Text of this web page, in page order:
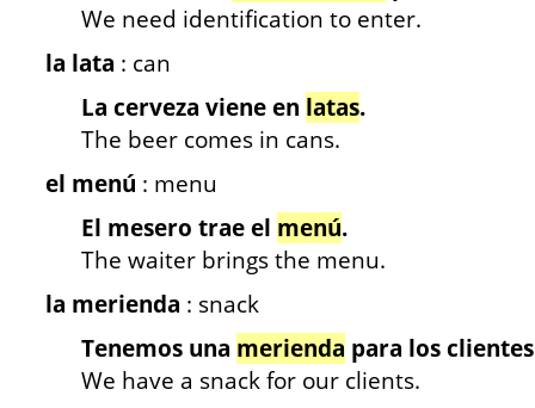
We need identification to enter.
la lata : can
La cerveza viene en latas.
The beer comes in cans.
el menú : menu
El mesero trae el menú.
The waiter brings the menu.
la merienda : snack
Tenemos una merienda para los
We have a snack for our clients.